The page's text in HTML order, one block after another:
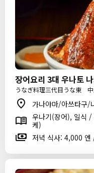
장어요리 3대 우나토
うなぎ料理三代目うな東
가나야마/아쓰타구/
우나기(장어), 일식
케)
저녁 식사: 4,000